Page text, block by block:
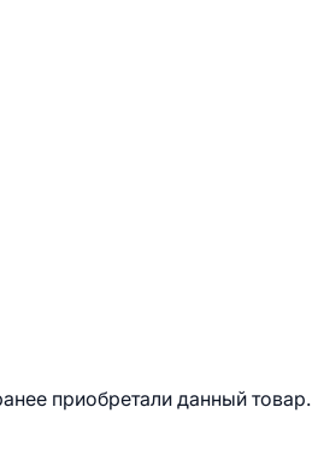
приобретали данный товар.